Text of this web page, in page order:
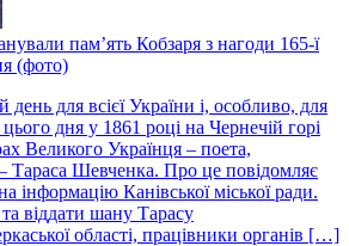
пам’ять Кобзаря з нагоди 165-ї
(фото)
для всієї України і, особливо, для
дня у 1861 році на Чернечій горі
Великого Українця – поета,
Тараса Шевченка. Про це повідомляє
інформацію Канівської міської ради.
віддати шану Тарасу
області, працівники органів […]